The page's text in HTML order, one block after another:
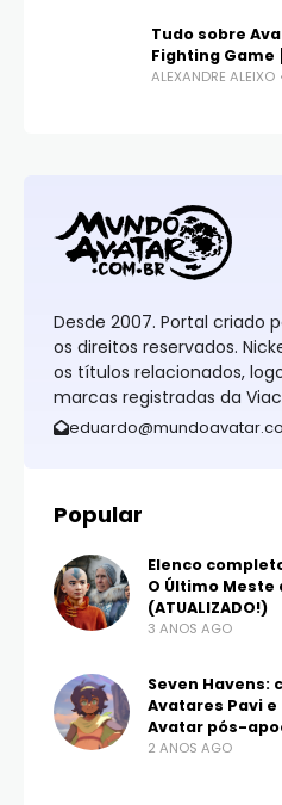
Tudo sobre
Fighting Game
ALEXANDRE ALEIXO
Desde 2007. Portal criado
os direitos reservados.
os títulos relacionados,
marcas registradas da
Popular
Elenco
O Último Meste
(ATUALIZADO!)
3 ANOS AGO
Seven Havens:
Avatares Pavi
Avatar pós-
2 ANOS AGO